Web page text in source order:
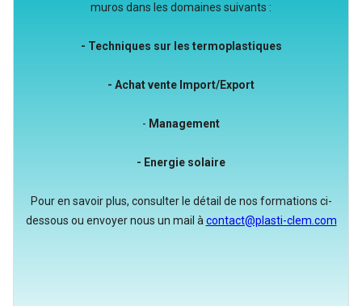
muros dans les domaines suivants :
- Techniques sur les termoplastiques
- Achat vente Import/Export
- Management
- Energie solaire
Pour en savoir plus, consulter le détail de nos formations ci-
dessous ou envoyer nous un mail à contact@plasti-clem.com